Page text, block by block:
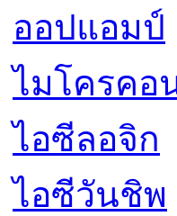
ออปแอมป์
ไมโครคอ
ไอซีลอจิก
ไอซีวันชิพ